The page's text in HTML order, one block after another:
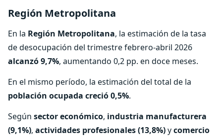
Región Metropolitana
En la Región Metropolitana, la estimación de la tasa
de desocupación del trimestre febrero-abril 2026
alcanzó 9,7%, aumentando 0,2 pp. en doce meses.
En el mismo período, la estimación del total de la
población ocupada creció 0,5%.
Según sector económico, industria manufacturera
(9,1%), actividades profesionales (13,8%)ycomercio